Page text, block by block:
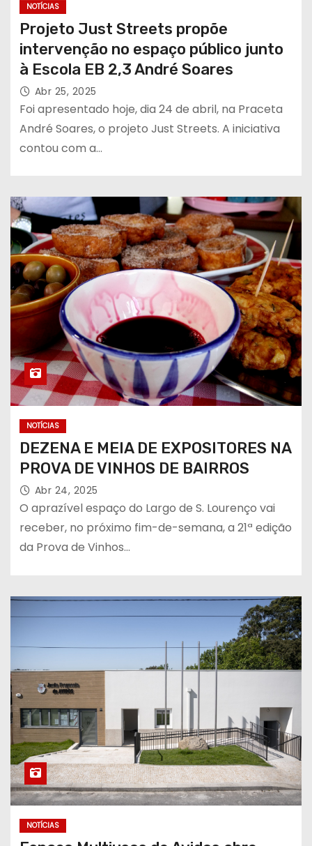
NOTÍCIAS
Projeto Just Streets propõe
intervenção no espaço público junto
à Escola EB 2,3 André Soares
Abr 25, 2025
Foi apresentado hoje, dia 24 de abril, na Praceta
André Soares, o projeto Just Streets. A iniciativa
contou com a…
NOTÍCIAS
DEZENA E MEIA DE EXPOSITORES NA
PROVA DE VINHOS DE BAIRROS
Abr 24, 2025
O aprazível espaço do Largo de S. Lourenço vai
receber, no próximo fim-de-semana, a 21ª edição
da Prova de Vinhos…
NOTÍCIAS